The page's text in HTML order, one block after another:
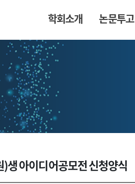
학회소개 논문투고
아이디어공모전 신청양식